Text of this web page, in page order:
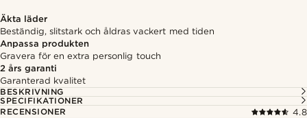
Äkta läder
Beständig, slitstark och åldras vackert med tiden
Anpassa produkten
Gravera för en extra personlig touch
2 års garanti
Garanterad kvalitet
BESKRIVNING
SPECIFIKATIONER
RECENSIONER
4.8